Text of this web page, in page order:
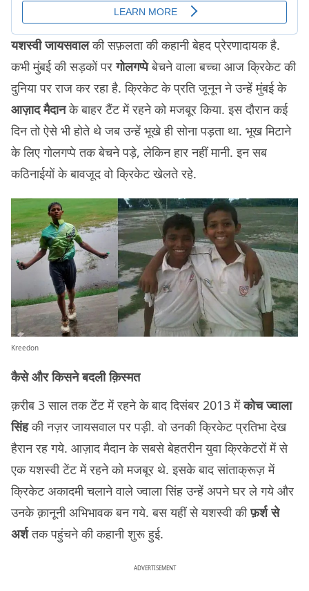
यशस्वी जायसवालकी सफ़लता की कहानी बेहद प्रेरणादायक है.
कभी मुंबई की सड़कों परगोलगप्पेबेचने वाला बच्चा आज क्रिकेट की
दुनिया पर राज कर रहा है. क्रिकेट के प्रति जूनून ने उन्हें मुंबई के
आज़ाद मैदानके बाहर टैंट में रहने को मजबूर किया. इस दौरान कई
दिन तो ऐसे भी होते थे जब उन्हें भूखे ही सोना पड़ता था. भूख मिटाने
के लिए गोलगप्पे तक बेचने पड़े, लेकिन हार नहीं मानी. इन सब
कठिनाईयों के बावजूद वो क्रिकेट खेलते रहे.
Kreedon
कैसे और किसने बदली क़िस्मत
क़रीब 3 साल तक टेंट में रहने के बाद दिसंबर 2013 मेंकोच ज्वाला
सिंहकी नज़र जायसवाल पर पड़ी. वो उनकी क्रिकेट प्रतिभा देख
हैरान रह गये. आज़ाद मैदान के सबसे बेहतरीन युवा क्रिकेटरों में से
एक यशस्वी टेंट में रहने को मजबूर थे. इसके बाद सांताक्रूज़ में
क्रिकेट अकादमी चलाने वाले ज्वाला सिंह उन्हें अपने घर ले गये और
उनके क़ानूनी अभिभावक बन गये. बस यहीं से यशस्वी कीफ़र्श से
अर्शतक पहुंचने की कहानी शुरू हुई.
ADVERTISEMENT